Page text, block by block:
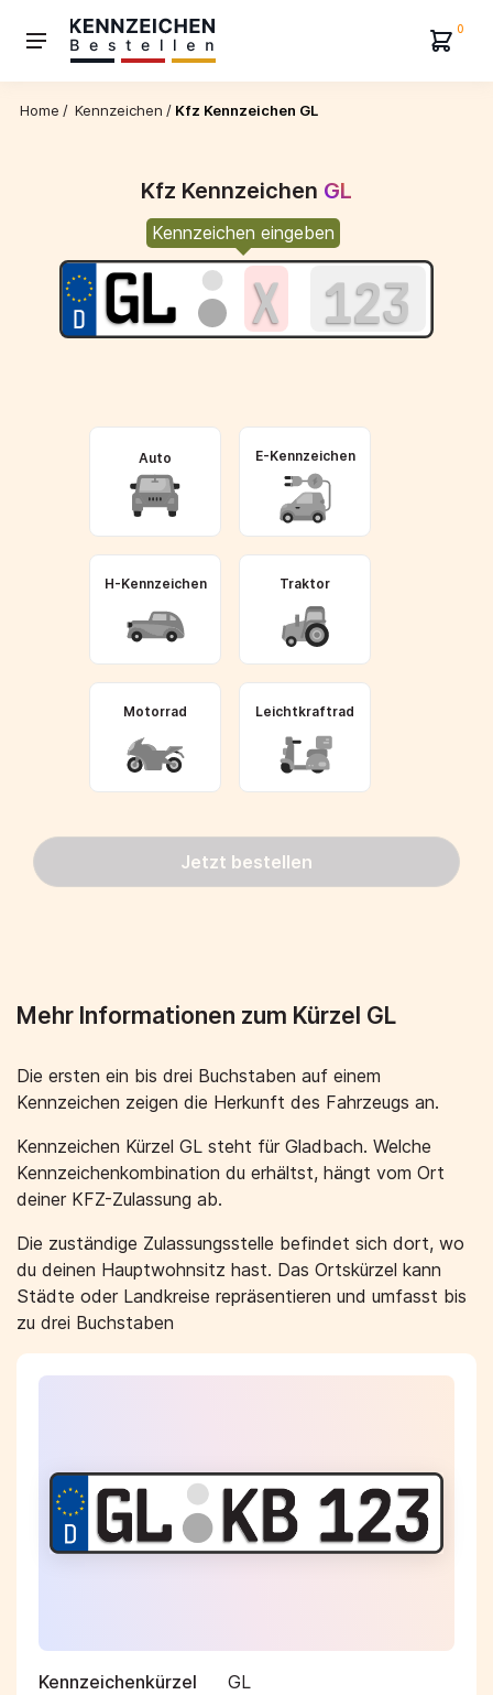
0
Home / Kennzeichen / Kfz Kennzeichen GL
Kfz Kennzeichen GL
Kennzeichen eingeben
Auto E-Kennzeichen
H-Kennzeichen Traktor
Motorrad Leichtkraftrad
Jetzt bestellen
Mehr Informationen zum Kürzel GL
Die ersten ein bis drei Buchstaben auf einem
Kennzeichen zeigen die Herkunft des Fahrzeugs an.
Kennzeichen Kürzel GL steht für Gladbach. Welche
Kennzeichenkombination du erhältst, hängt vom Ort
deiner KFZ-Zulassung ab.
Die zuständige Zulassungsstelle befindet sich dort, wo
du deinen Hauptwohnsitz hast. Das Ortskürzel kann
Städte oder Landkreise repräsentieren und umfasst bis
zu drei Buchstaben
Kennzeichenkürzel GL